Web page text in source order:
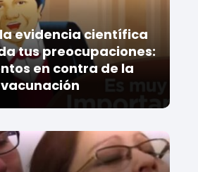
evidencia científica
tus preocupaciones:
en contra de la
vacunación